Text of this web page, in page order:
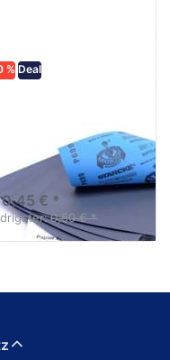
% Deal
Körnungen
Schleifpapier zur nass
trocken anwendung
0,45 € *
0,50 € *